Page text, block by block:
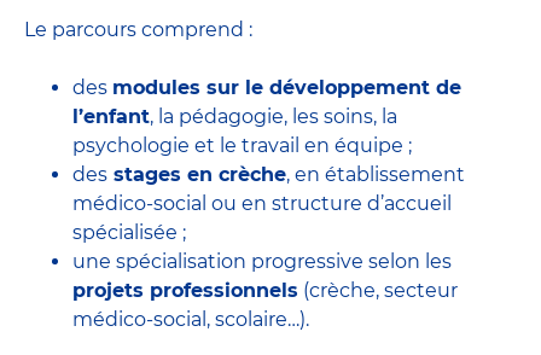
Le parcours comprend :
des modules sur le développement de
l’enfant, la pédagogie, les soins, la
psychologie et le travail en équipe ;
des stages en crèche, en établissement
médico-social ou en structure d’accueil
spécialisée ;
une spécialisation progressive selon les
projets professionnels (crèche, secteur
médico-social, scolaire…).